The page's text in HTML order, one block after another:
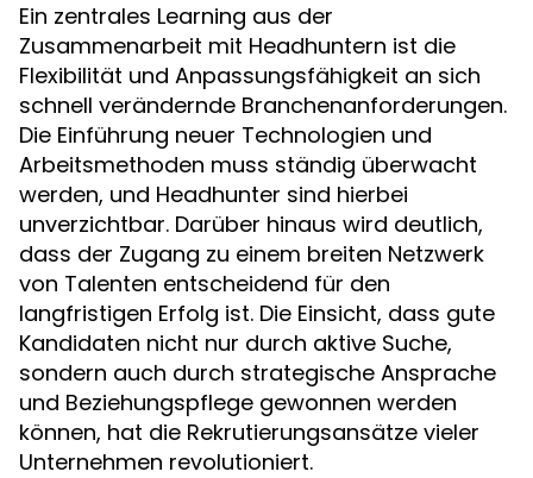
Ein zentrales Learning aus der
Zusammenarbeit mit Headhuntern ist die
Flexibilität und Anpassungsfähigkeit an sich
schnell verändernde Branchenanforderungen.
Die Einführung neuer Technologien und
Arbeitsmethoden muss ständig überwacht
werden, und Headhunter sind hierbei
unverzichtbar. Darüber hinaus wird deutlich,
dass der Zugang zu einem breiten Netzwerk
von Talenten entscheidend für den
langfristigen Erfolg ist. Die Einsicht, dass gute
Kandidaten nicht nur durch aktive Suche,
sondern auch durch strategische Ansprache
und Beziehungspflege gewonnen werden
können, hat die Rekrutierungsansätze vieler
Unternehmen revolutioniert.